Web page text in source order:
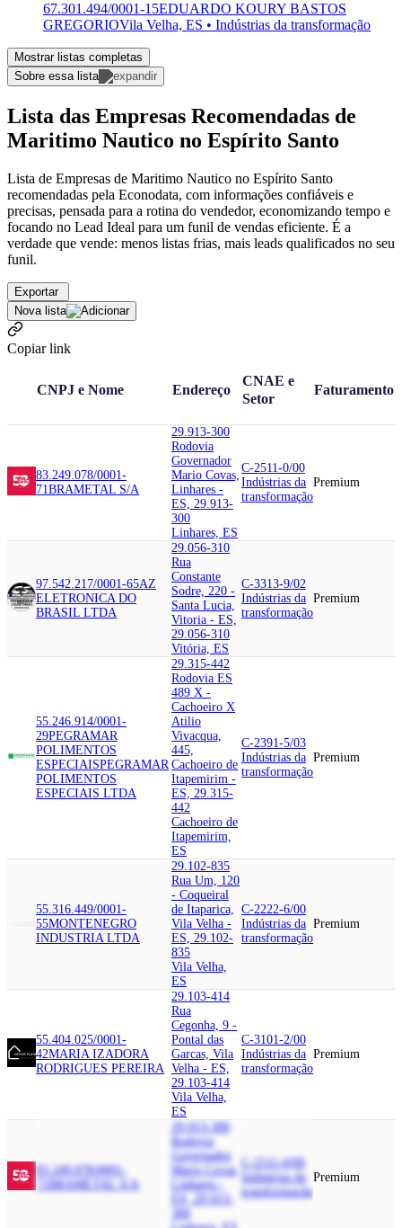
67.301.494/0001-15EDUARDO KOURY BASTOS
GREGORIOVila Velha, ES • Indústrias da transformação
Mostrar listas completas
Sobre essa lista
Lista das Empresas Recomendadas de
Maritimo Nautico no Espírito Santo
Lista de Empresas de Maritimo Nautico no Espírito Santo
recomendadas pela Econodata, com informações confiáveis e
precisas, pensada para a rotina do vendedor, economizando tempo e
focando no Lead Ideal para um funil de vendas eficiente. É a
verdade que vende: menos listas frias, mais leads qualificados no seu
funil.
Exportar
Nova lista
Copiar link
CNPJ e Nome Endereço
CNAE e
Setor
Faturamento
83.249.078/0001-
71BRAMETAL S/A
29.913-300
Rodovia
Governador
Mario Covas,
Linhares -
ES, 29.913-
300
Linhares, ES
C-2511-0/00
Indústrias da
transformação
Premium
97.542.217/0001-65AZ
ELETRONICA DO
BRASIL LTDA
29.056-310
Rua
Constante
Sodre, 220 -
Santa Lucia,
Vitoria - ES,
29.056-310
Vitória, ES
C-3313-9/02
Indústrias da
transformação
Premium
55.246.914/0001-
29PEGRAMAR
POLIMENTOS
ESPECIAISPEGRAMAR
POLIMENTOS
ESPECIAIS LTDA
29.315-442
Rodovia ES
489 X -
Cachoeiro X
Atilio
Vivacqua,
445,
Cachoeiro de
Itapemirim -
ES, 29.315-
442
Cachoeiro de
Itapemirim,
ES
C-2391-5/03
Indústrias da
transformação
Premium
55.316.449/0001-
55MONTENEGRO
INDUSTRIA LTDA
29.102-835
Rua Um, 120
- Coqueiral
de Itaparica,
Vila Velha -
ES, 29.102-
835
Vila Velha,
ES
C-2222-6/00
Indústrias da
transformação
Premium
55.404.025/0001-
42MARIA IZADORA
RODRIGUES PEREIRA
29.103-414
Rua
Cegonha, 9 -
Pontal das
Garcas, Vila
Velha - ES,
29.103-414
Vila Velha,
ES
C-3101-2/00
Indústrias da
transformação
Premium
83.249.078/0001-
BRAMETAL S/A
29.913-300
Rodovia
Governador
Mario Covas,
Linhares -
ES, 29.913-
300
C-2511-0/00
Indústrias da
transformação
Premium